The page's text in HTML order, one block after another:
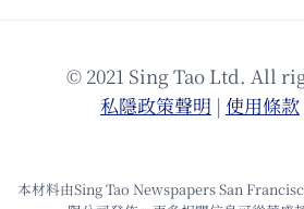
© 2021 Sing Tao Ltd. All
私隱政策聲明 | 使⽤條款
本材料由Sing Tao Newspapers San